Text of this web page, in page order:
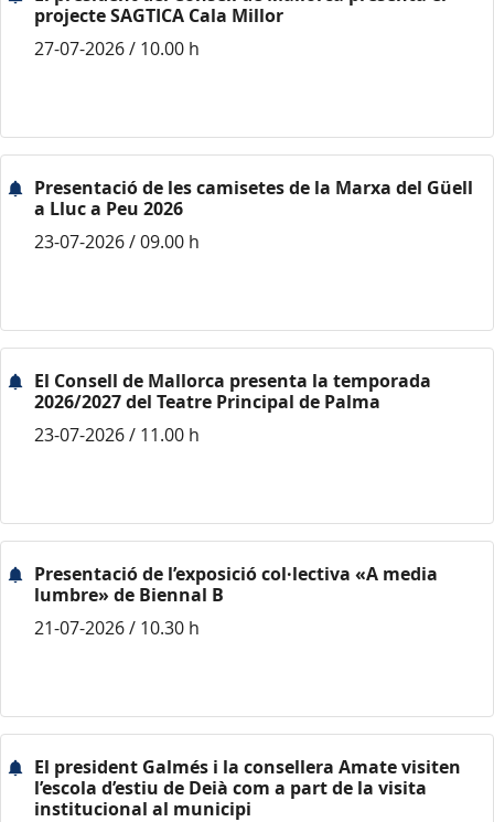
projecte SAGTICA Cala Millor
27-07-2026 / 10.00 h
Presentació de les camisetes de la Marxa del Güell
a Lluc a Peu 2026
23-07-2026 / 09.00 h
El Consell de Mallorca presenta la temporada
2026/2027 del Teatre Principal de Palma
23-07-2026 / 11.00 h
Presentació de l’exposició col·lectiva «A media
lumbre» de Biennal B
21-07-2026 / 10.30 h
El president Galmés i la consellera Amate visiten
l’escola d’estiu de Deià com a part de la visita
institucional al municipi